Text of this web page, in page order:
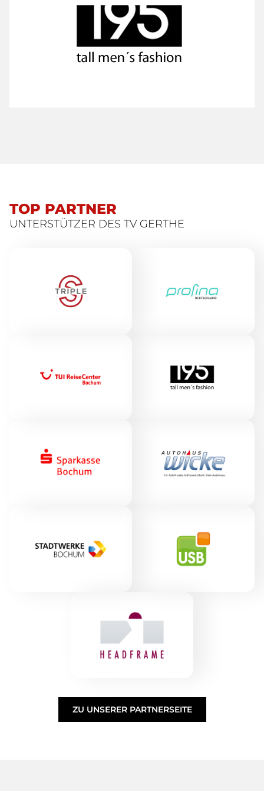
TOP PARTNER
UNTERSTÜTZER DES TV GERTHE
ZU UNSERER PARTNERSEITE